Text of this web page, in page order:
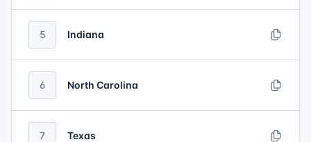
5 Indiana
6 North Carolina
7 Texas